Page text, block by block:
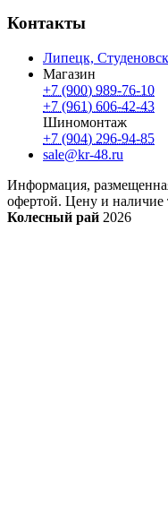
Контакты
Липецк,
Магазин
+7 (900) 989-76-10
+7 (961) 606-42-43
Шиномонтаж
+7 (904) 296-94-85
sale@kr-48.ru
Информация,
офертой. Цену и наличие
Колесный рай 2026